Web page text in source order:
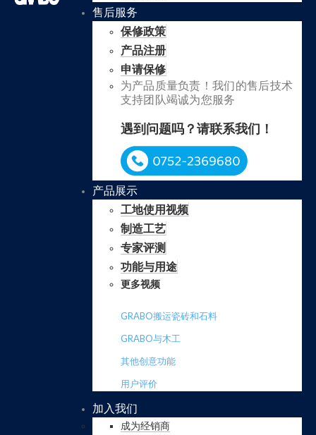
售后服务
保修政策
产品注册
申请保修
为产品质量负责！我们的售后技术
支持团队竭诚为您服务
遇到问题吗？请联系我们！
产品展示
工地使用视频
制造工艺
专家评测
功能与用途
更多视频
GRABO搬运瓷砖和石料
GRABO与木工
其他创意功能
用户评价
加入我们
成为经销商